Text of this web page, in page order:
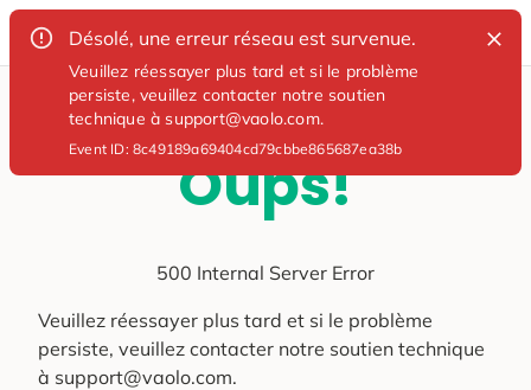
Désolé, une erreur réseau est survenue.
Veuillez réessayer plus tard et si le problème
persiste, veuillez contacter notre soutien
technique à support@vaolo.com.
Event ID:8c49189a69404cd79cbbe865687ea38b
Oups!
500 Internal Server Error
Veuillez réessayer plus tard et si le problème
persiste, veuillez contacter notre soutien technique
à support@vaolo.com.